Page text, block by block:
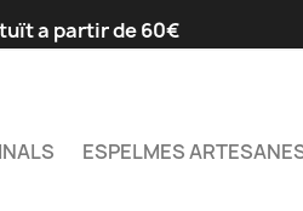
a partir de 60€
ESPELMES